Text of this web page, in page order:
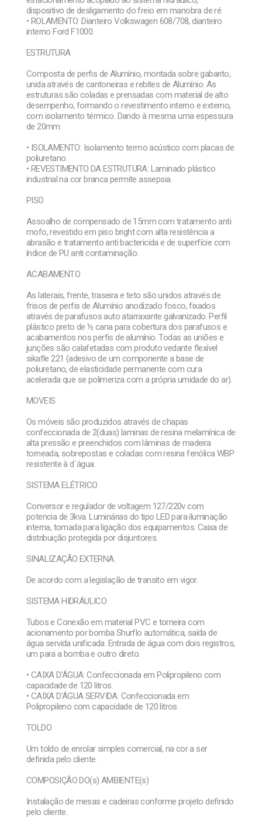
dispositivo de desligamento do freio em manobra de ré.
• ROLAMENTO: Dianteiro Volkswagen 608/708, dianteiro
interno Ford F1000.
ESTRUTURA
Composta de perfis de Alumínio, montada sobre gabarito,
unida através de cantoneiras e rebites de Alumínio. As
estruturas são coladas e prensadas com material de alto
desempenho, formando o revestimento interno e externo,
com isolamento térmico. Dando à mesma uma espessura
de 20mm.
• ISOLAMENTO: Isolamento termo acústico com placas de
poliuretano.
• REVESTIMENTO DA ESTRUTURA: Laminado plástico
industrial na cor branca permite assepsia.
PISO
Assoalho de compensado de 15mm com tratamento anti
mofo, revestido em piso bright com alta resistência a
abrasão e tratamento anti bactericida e de superfície com
índice de PU anti contaminação.
ACABAMENTO
As laterais, frente, traseira e teto são unidos através de
frisos de perfis de Alumínio anodizado fosco, fixados
através de parafusos auto atarraxante galvanizado. Perfil
plástico preto de ½ cana para cobertura dos parafusos e
acabamentos nos perfis de alumínio. Todas as uniões e
junções são calafetadas com produto vedante flexível
sikafle 221 (adesivo de um componente a base de
poliuretano, de elasticidade permanente com cura
acelerada que se polimeriza com a própria umidade do ar).
MOVEIS
Os móveis são produzidos através de chapas
confeccionada de 2(duas) laminas de resina melamínica de
alta pressão e preenchidos com lâminas de madeira
torneada, sobrepostas e coladas com resina fenólica WBP
resistente à d´água.
SISTEMA ELÉTRICO
Conversor e regulador de voltagem 127/220v com
potencia de 3kva. Luminárias do tipo LED para iluminação
interna, tomada para ligação dos equipamentos. Caixa de
distribuição protegida por disjuntores.
SINALIZAÇÃO EXTERNA.
De acordo com a legislação de transito em vigor.
SISTEMA HIDRÁULICO
Tubos e Conexão em material PVC e torneira com
acionamento por bomba Shurflo automática, saída de
água servida unificada. Entrada de água com dois registros,
um para a bomba e outro direto.
• CAIXA D’ÁGUA: Confeccionada em Polipropileno com
capacidade de 120 litros.
• CAIXA D’ÁGUA SERVIDA: Confeccionada em
Polipropileno com capacidade de 120 litros.
TOLDO
Um toldo de enrolar simples comercial, na cor a ser
definida pelo cliente.
COMPOSIÇÃO DO(s) AMBIENTE(s)
Instalação de mesas e cadeiras conforme projeto definido
pelo cliente.